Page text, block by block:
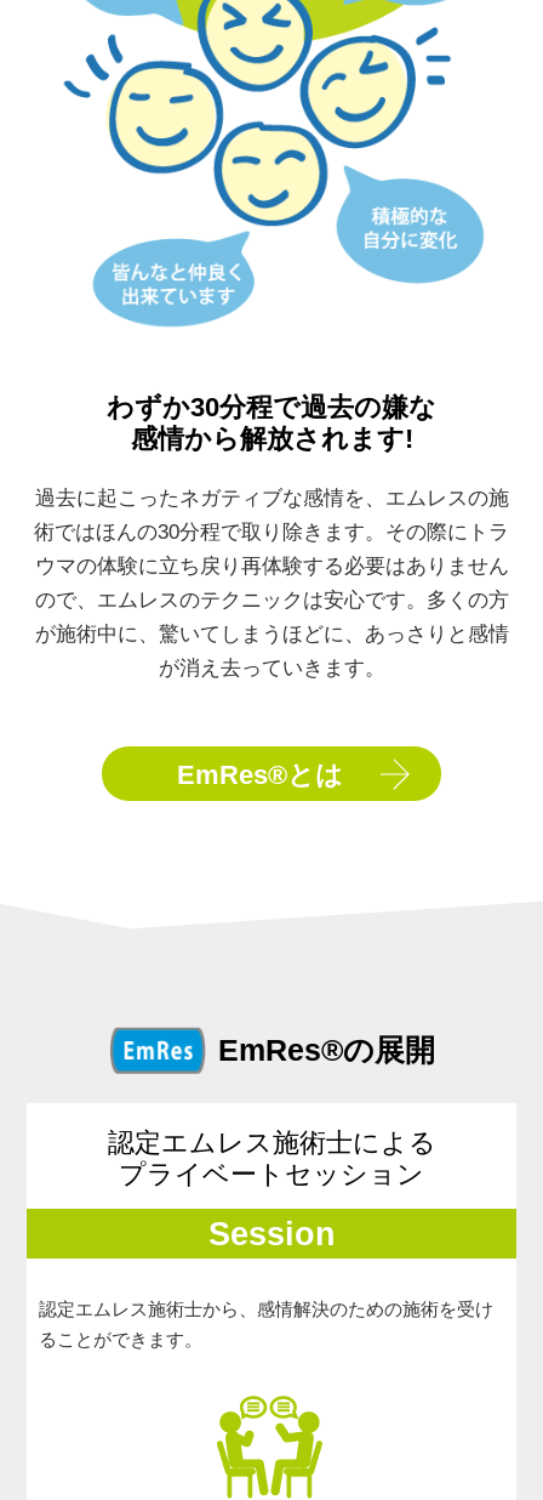
わずか30分程で過去の嫌な
感情から解放されます!
過去に起こったネガティブな感情を、エムレスの施
術ではほんの30分程で取り 除きます。その際にトラ
ウマの体験に立ち戻り再体験する必要はありません
ので、 エムレスのテクニックは安心です。多くの方
が施術中に、驚いてしまうほどに、 あっさりと感情
が消え去っていきます。
EmRes®とは
EmRes®の展開
認定エムレス施術士による
プライベートセッション
Session
認定エムレス施術士から、感情解決のための施術を受け
ることができます。